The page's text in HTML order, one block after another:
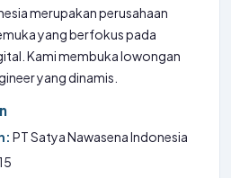
merupakan perusahaan
yang berfokus pada
Kami membuka lowongan
yang dinamis.
PT Satya Nawasena Indonesia